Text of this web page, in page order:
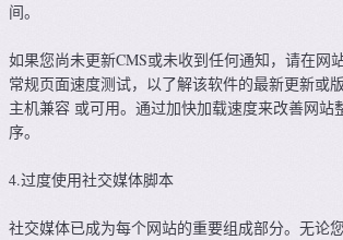
间。
如果您尚未更新CMS或未收到任何通知，请在网
常规页面速度测试，以了解该软件的最新更新或
主机兼容 或可用。通过加快加载速度来改善网站
序。
4.过度使用社交媒体脚本
社交媒体已成为每个网站的重要组成部分。无论